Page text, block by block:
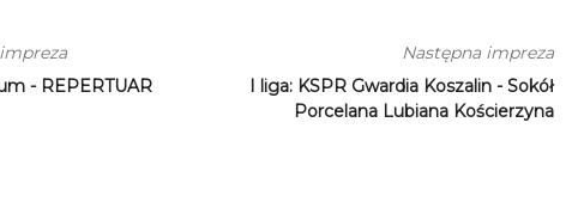
- REPERTUAR
Następna impreza
I liga: KSPR Gwardia Koszalin - Sokół
Porcelana Lubiana Kościerzyna